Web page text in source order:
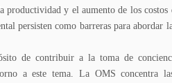
productividad y el aumento de los costos
persisten como barreras para abordar
de contribuir a la toma de
a este tema. La OMS concentra